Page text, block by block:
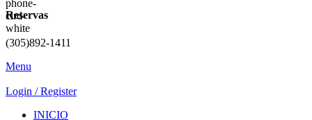
Reservas
(305)892-1411
Menu
Login / Register
INICIO